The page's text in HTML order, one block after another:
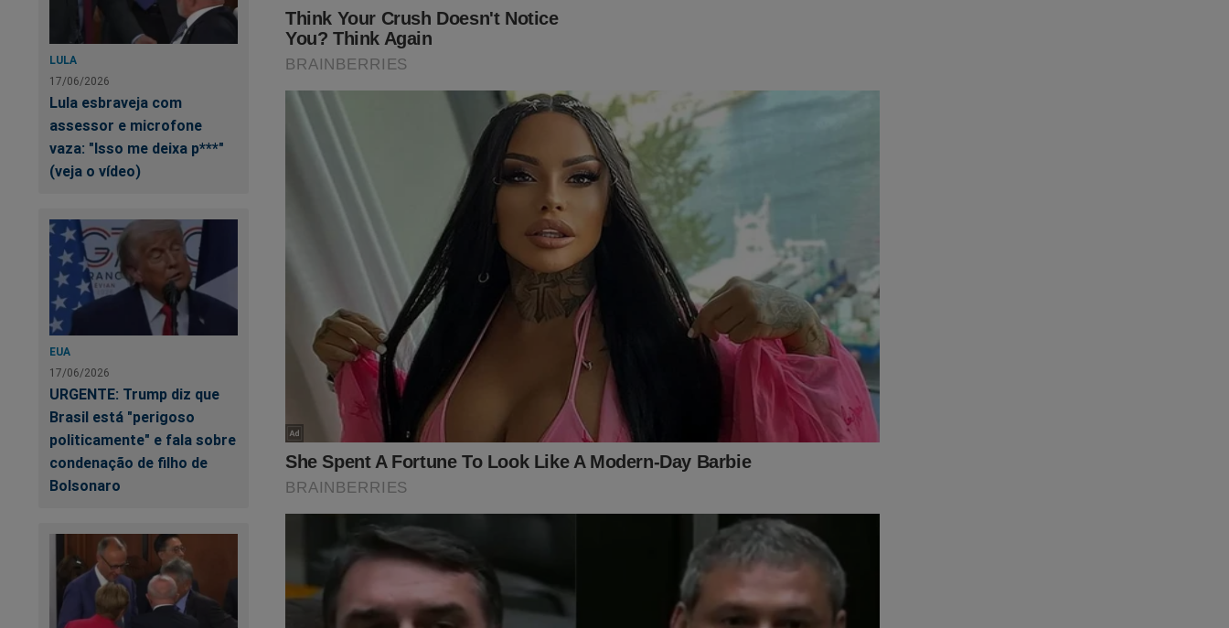
LULA
17/06/2026
Lula esbraveja com
assessor e microfone
vaza: "Isso me deixa p***"
(veja o vídeo)
EUA
17/06/2026
URGENTE: Trump diz que
Brasil está "perigoso
politicamente" e fala sobre
condenação de filho de
Bolsonaro